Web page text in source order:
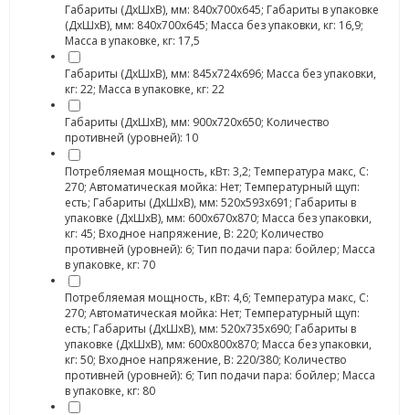
Габариты (ДхШхВ), мм: 840х700х645; Габариты в упаковке
(ДхШхВ), мм: 840х700х645; Масса без упаковки, кг: 16,9;
Масса в упаковке, кг: 17,5
Габариты (ДхШхВ), мм: 845х724х696; Масса без упаковки,
кг: 22; Масса в упаковке, кг: 22
Габариты (ДхШхВ), мм: 900х720х650; Количество
противней (уровней): 10
Потребляемая мощность, кВт: 3,2; Температура макс, С:
270; Автоматическая мойка: Нет; Температурный щуп:
есть; Габариты (ДхШхВ), мм: 520х593х691; Габариты в
упаковке (ДхШхВ), мм: 600х670х870; Масса без упаковки,
кг: 45; Входное напряжение, В: 220; Количество
противней (уровней): 6; Тип подачи пара: бойлер; Масса
в упаковке, кг: 70
Потребляемая мощность, кВт: 4,6; Температура макс, С:
270; Автоматическая мойка: Нет; Температурный щуп:
есть; Габариты (ДхШхВ), мм: 520х735х690; Габариты в
упаковке (ДхШхВ), мм: 600х800х870; Масса без упаковки,
кг: 50; Входное напряжение, В: 220/380; Количество
противней (уровней): 6; Тип подачи пара: бойлер; Масса
в упаковке, кг: 80